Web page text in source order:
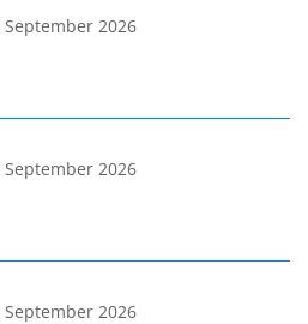
September 2026
September 2026
September 2026